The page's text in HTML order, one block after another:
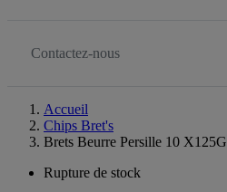
Contactez-nous
Accueil
Chips Bret's
Brets Beurre Persille 10 X125G
Rupture de stock